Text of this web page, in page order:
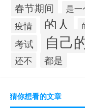
春节期间 是一
疫情
的人
考试 自己
还不 都是
猜你想看的文章